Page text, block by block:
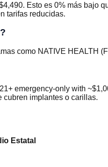
Esto es 0% más
tarifas reducidas.
como NATIVE HEALTH
emergency-only with
cubren implantes o carillas.
Estatal